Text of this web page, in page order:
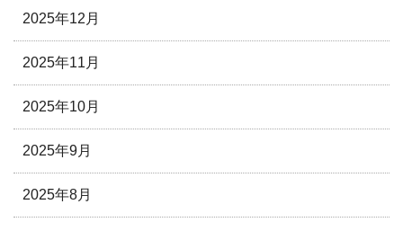
2025年12月
2025年11月
2025年10月
2025年9月
2025年8月